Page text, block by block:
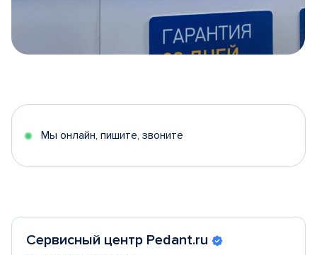
5
Мы онлайн, пишите, звоните
Сервисный центр Pedant.ru